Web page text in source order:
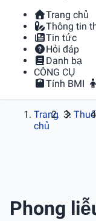
Trang chủ
Thông tin
Tin tức
Hỏi đáp
Danh bạ
CÔNG CỤ
Tính BMI
Trang
chủ
Phong